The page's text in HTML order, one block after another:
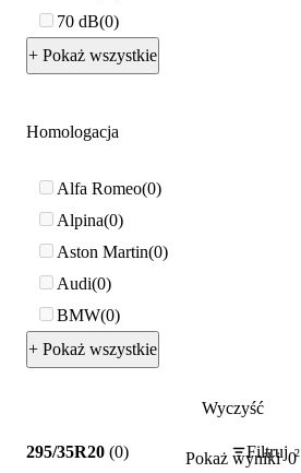
70 dB 0
+ Pokaż wszystkie
Homologacja
Alfa Romeo 0
Alpina 0
Aston Martin 0
Audi 0
BMW 0
+ Pokaż wszystkie
Wyczyść
Pokaż wyniki 0
295/35R20 (0) Filtruj 2